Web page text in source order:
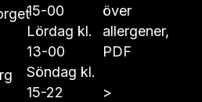
15-00
Lördag kl.
13-00
Söndag kl.
15-22
över
allergener,
PDF
>